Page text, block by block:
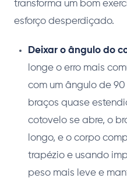
transforma um bom
esforço desperdiçado.
Deixar o ângulo do
longe o erro mais
com um ângulo de
braços quase
cotovelo se abre, o
longo, e o corpo
trapézio e usando
peso mais leve e